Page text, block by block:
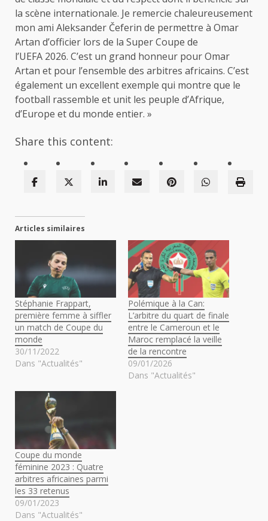
la scène internationale. Je remercie chaleureusement
mon ami Aleksander Čeferin de permettre à Omar
Artan d’officier lors de la Super Coupe de
l’UEFA 2026. C’est un grand honneur pour Omar
Artan et pour l’ensemble des arbitres africains. C’est
également un excellent exemple qui montre que le
football rassemble et unit les peuple d’Afrique,
d’Europe et du monde entier. »
Share this content:
Articles similaires
Stéphanie Frappart,
première femme à siffler
un match de Coupe du
monde
30/11/2022
Dans "Actualités"
Polémique à la Can:
L’arbitre du quart de finale
entre le Cameroun et le
Maroc remplacé la veille
de la rencontre
09/01/2026
Dans "Actualités"
Coupe du monde
féminine 2023 : Quatre
arbitres africaines parmi
les 33 retenus
09/01/2023
Dans "Actualités"